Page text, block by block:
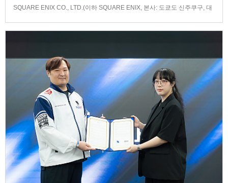
SQUARE ENIX CO., LTD.(이하 SQUARE ENIX, 본사: 도쿄도 신주쿠구, 대